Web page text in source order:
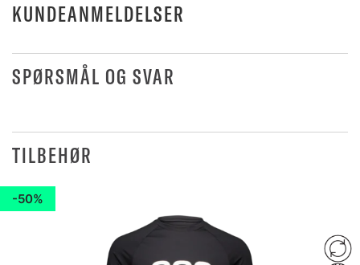
KUNDEANMELDELSER
SPØRSMÅL OG SVAR
TILBEHØR
50%